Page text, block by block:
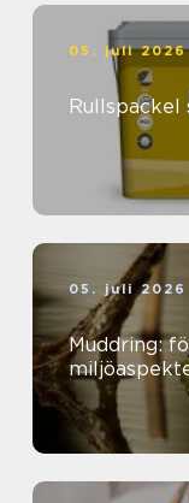
05. juli 2026
05. juli 2026
Muddring: